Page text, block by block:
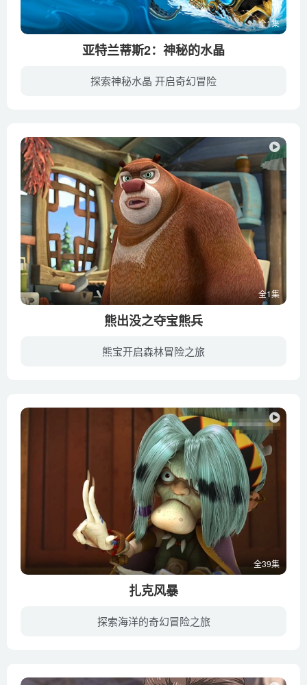
全1集
亚特兰蒂斯2：神秘的水晶
探索神秘水晶 开启奇幻冒险
全1集
熊出没之夺宝熊兵
熊宝开启森林冒险之旅
全39集
扎克风暴
探索海洋的奇幻冒险之旅